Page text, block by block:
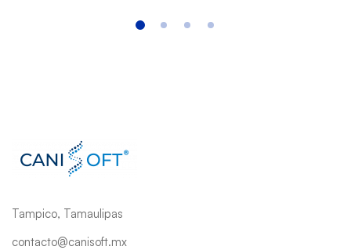
Tampico, Tamaulipas
contacto@canisoft.mx